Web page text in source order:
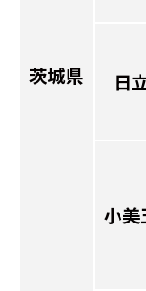
茨城県 日
小美